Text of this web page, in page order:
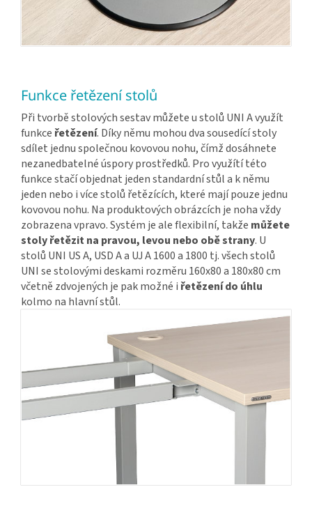
Funkce řetězení stolů
Při tvorbě stolových sestav můžete u stolů UNI A využít
funkce řetězení. Díky němu mohou dva sousedící stoly
sdílet jednu společnou kovovou nohu, čímž dosáhnete
nezanedbatelné úspory prostředků. Pro využítí této
funkce stačí objednat jeden standardní stůl a k němu
jeden nebo i více stolů řetězících, které mají pouze jednu
kovovou nohu. Na produktových obrázcích je noha vždy
zobrazena vpravo. Systém je ale flexibilní, takže můžete
stoly řetězit na pravou, levou nebo obě strany. U
stolů UNI US A, USD A a UJ A 1600 a 1800 tj. všech stolů
UNI se stolovými deskami rozměru 160x80 a 180x80 cm
včetně zdvojených je pak možné i řetězení do úhlu
kolmo na hlavní stůl.